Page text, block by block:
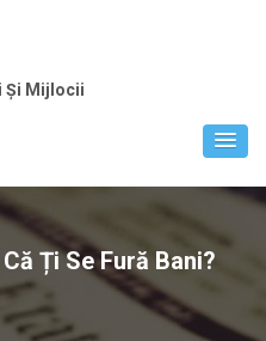
Și Mijlocii
Ți Se Fură Bani?